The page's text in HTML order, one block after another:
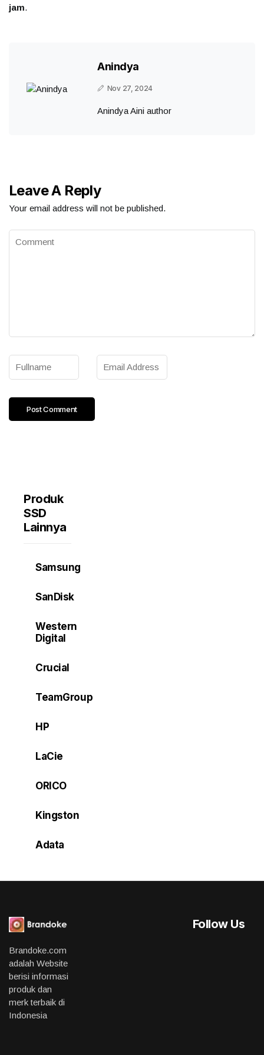
jam.
Anindya
Nov 27, 2024
Anindya Aini author
Leave A Reply
Your email address will not be published.
Produk
SSD
Lainnya
Samsung
SanDisk
Western
Digital
Crucial
TeamGroup
HP
LaCie
ORICO
Kingston
Adata
Brandoke.com
adalah Website
berisi informasi
produk dan
merk terbaik di
Indonesia
Follow Us